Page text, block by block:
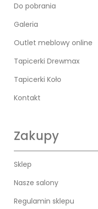
Do pobrania
Galeria
Outlet meblowy online
Tapicerki Drewmax
Tapicerki Koło
Kontakt
Zakupy
Sklep
Nasze salony
Regulamin sklepu